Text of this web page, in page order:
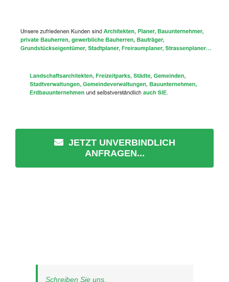
JETZT UNVERBINDLICH
ANFRAGEN...
Schreiben Sie uns.